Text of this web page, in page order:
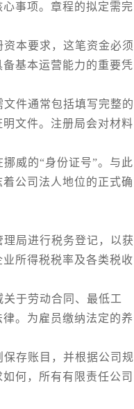
事项。章程的拟定需完
本要求，这笔资金必须
基本运营能力的重要凭
件通常包括填写完整的
文件。注册局会对材料
威的“身份证号”。与此
公司法人地位的正式确
局进行税务登记，以获
所得税税率及各类税收
于劳动合同、最低工
。为雇员缴纳法定的养
存账目，并根据公司规
何，所有有限责任公司